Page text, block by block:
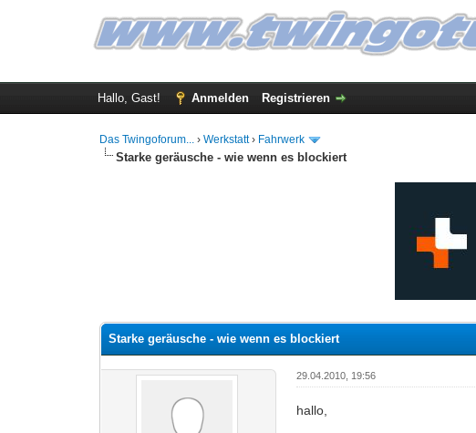
Hallo, Gast! Anmelden Registrieren
Das Twingoforum... ›Werkstatt› Fahrwerk
Starke geräusche - wie wenn es blockiert
Starke geräusche - wie wenn es blockiert
29.04.2010, 19:56
hallo,